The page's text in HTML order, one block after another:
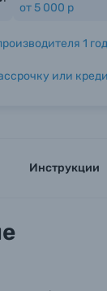
от 5 000 р
1 год
или
Инструкции